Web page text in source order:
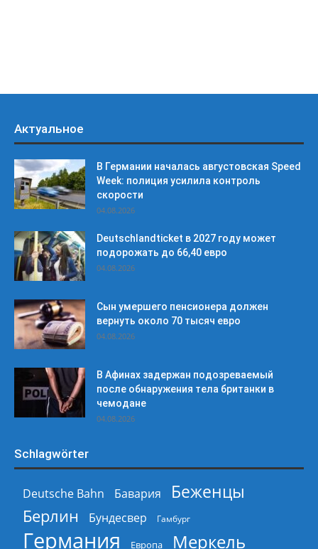
Актуальное
В Германии началась августовская Speed
Week: полиция усилила контроль
скорости
04.08.2026
Deutschlandticket в 2027 году может
подорожать до 66,40 евро
04.08.2026
Сын умершего пенсионера должен
вернуть около 70 тысяч евро
04.08.2026
В Афинах задержан подозреваемый
после обнаружения тела британки в
чемодане
04.08.2026
Schlagwörter
Deutsche Bahn Бавария
Беженцы
Берлин
Бундесвер Гамбург
Германия Европа Меркель